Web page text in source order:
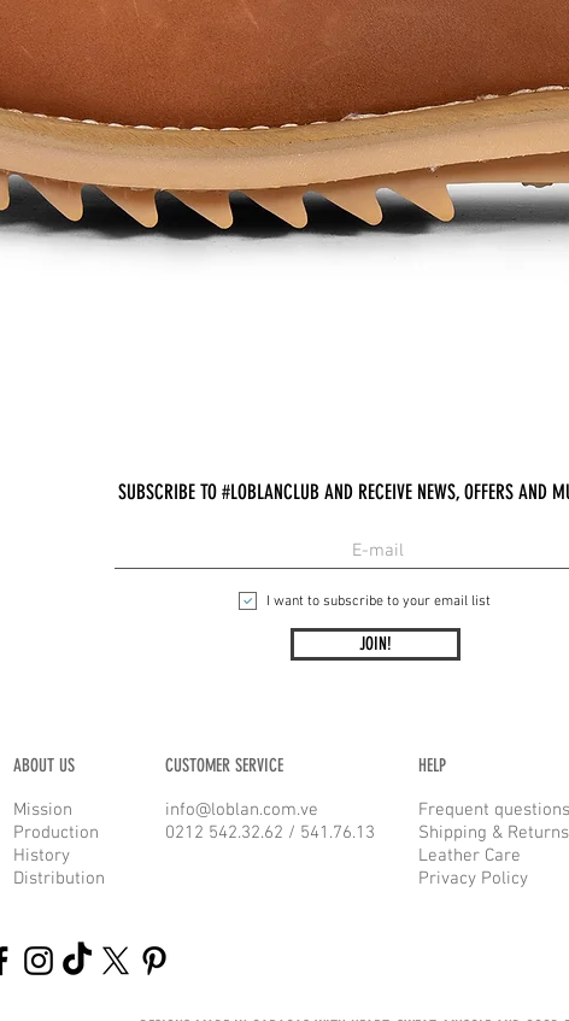
SUBSCRIBE TO #LOBLANCLUB AND RECEIVE NEWS, OFFERS AND
I want to subscribe to your email list
JOIN!
ABOUT US
Mission
Production
History
Distribution
CUSTOMER SERVICE
info@loblan.com.ve
0212 542.32.62 / 541.76.13
HELP
Frequent questions
Shipping & Returns
Leather Care
Privacy Policy